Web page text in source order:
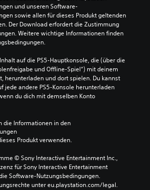
und unseren Software-
sowie allen für dieses Produkt geltenden
Der Download erfordert die Zustimmung
Weitere wichtige Informationen finden
auf die PS5-Hauptkonsole, die (über die
und Offline-Spiel“) mit deinem
herunterladen und dort spielen. Du kannst
jede andere PS5-Konsole herunterladen
du dich mit demselben Konto
die Informationen in den
Produkt verwenden.
© Sony Interactive Entertainment Inc.,
für Sony Interactive Entertainment
Software-Nutzungsbedingungen.
unter eu.playstation.com/legal.